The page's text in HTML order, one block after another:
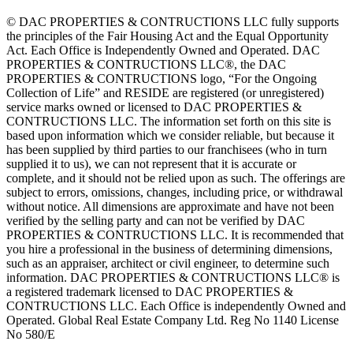
© DAC PROPERTIES & CONTRUCTIONS LLC fully supports
the principles of the Fair Housing Act and the Equal Opportunity
Act. Each Office is Independently Owned and Operated. DAC
PROPERTIES & CONTRUCTIONS LLC®, the DAC
PROPERTIES & CONTRUCTIONS logo, “For the Ongoing
Collection of Life” and RESIDE are registered (or unregistered)
service marks owned or licensed to DAC PROPERTIES &
CONTRUCTIONS LLC. The information set forth on this site is
based upon information which we consider reliable, but because it
has been supplied by third parties to our franchisees (who in turn
supplied it to us), we can not represent that it is accurate or
complete, and it should not be relied upon as such. The offerings are
subject to errors, omissions, changes, including price, or withdrawal
without notice. All dimensions are approximate and have not been
verified by the selling party and can not be verified by DAC
PROPERTIES & CONTRUCTIONS LLC. It is recommended that
you hire a professional in the business of determining dimensions,
such as an appraiser, architect or civil engineer, to determine such
information. DAC PROPERTIES & CONTRUCTIONS LLC® is
a registered trademark licensed to DAC PROPERTIES &
CONTRUCTIONS LLC. Each Office is independently Owned and
Operated. Global Real Estate Company Ltd. Reg No 1140 License
No 580/E